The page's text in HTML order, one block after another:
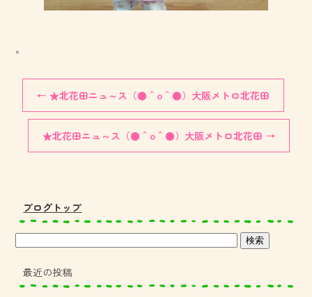
。
← ★北花田ニュ～ス（●＾o＾●）大阪メトロ北花田
★北花田ニュ～ス（●＾o＾●）大阪メトロ北花田 →
ブログトップ
最近の投稿